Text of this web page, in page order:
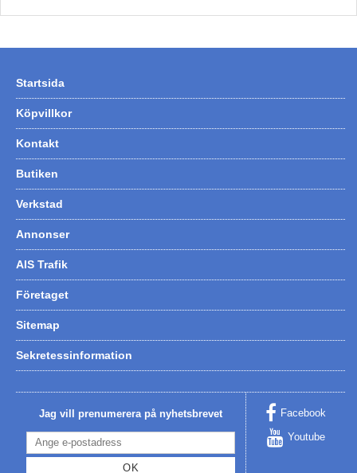
Startsida
Köpvillkor
Kontakt
Butiken
Verkstad
Annonser
AIS Trafik
Företaget
Sitemap
Sekretessinformation
Jag vill prenumerera på nyhetsbrevet
OK
Facebook
Youtube